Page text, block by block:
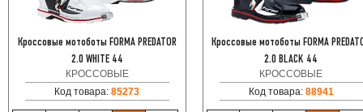
Кроссовые мотоботы FORMA PREDATOR
2.0 WHITE 44
КРОССОВЫЕ
Код товара:85273
Кроссовые мотоботы FORMA
2.0 BLACK 44
КРОССОВЫЕ
Код товара: 88941